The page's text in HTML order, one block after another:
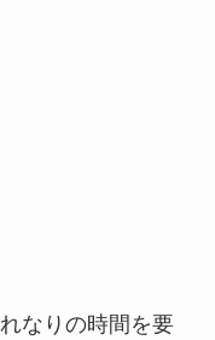
なりの時間を要